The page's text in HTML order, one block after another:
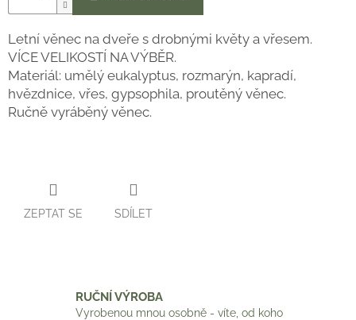
Letní věnec na dveře s drobnými květy a vřesem.
VÍCE VELIKOSTÍ NA VÝBĚR.
Materiál: umělý eukalyptus, rozmarýn, kapradí,
hvězdnice, vřes, gypsophila, proutěný věnec.
Ručně vyráběný věnec.
ZEPTAT SE SDÍLET
RUČNÍ VÝROBA
Vyrobenou mnou osobně - víte, od koho